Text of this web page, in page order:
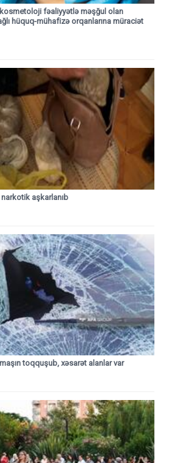
fəaliyyətlə məşğul olan
hüquq-mühafizə orqanlarına müraciət
aşkarlanıb
toqquşub, xəsarət alanlar var